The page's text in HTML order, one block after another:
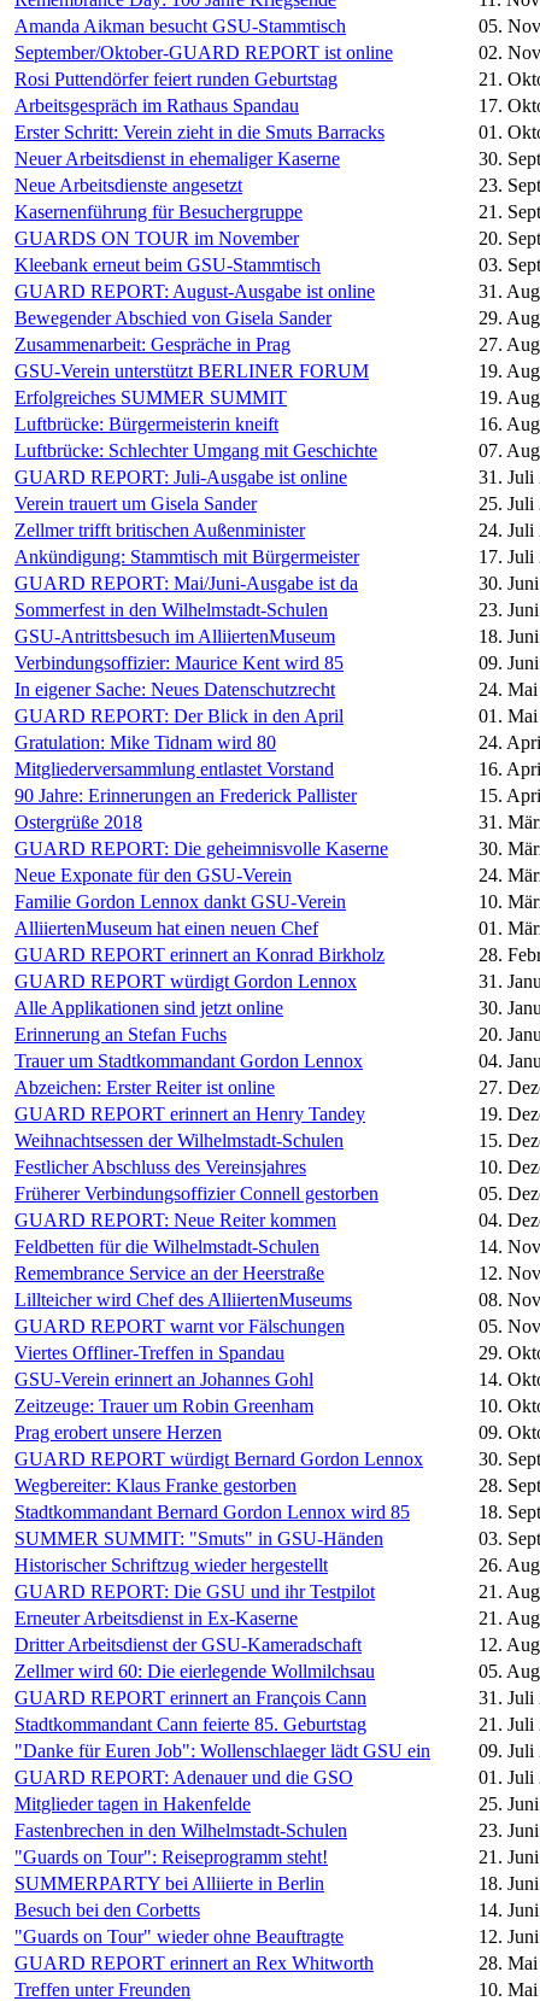
Amanda Aikman besucht GSU-Stammtisch
05.
September/Oktober-GUARD REPORT ist online
02.
Rosi Puttendörfer feiert runden Geburtstag
21.
Arbeitsgespräch im Rathaus Spandau
17.
Erster Schritt: Verein zieht in die Smuts Barracks
01.
Neuer Arbeitsdienst in ehemaliger Kaserne
30.
Neue Arbeitsdienste angesetzt
23.
Kasernenführung für Besuchergruppe
21.
GUARDS ON TOUR im November
20.
Kleebank erneut beim GSU-Stammtisch
03.
GUARD REPORT: August-Ausgabe ist online
31.
Bewegender Abschied von Gisela Sander
29.
Zusammenarbeit: Gespräche in Prag
27.
GSU-Verein unterstützt BERLINER FORUM
19.
Erfolgreiches SUMMER SUMMIT
19.
Luftbrücke: Bürgermeisterin kneift
16.
Luftbrücke: Schlechter Umgang mit Geschichte
07.
GUARD REPORT: Juli-Ausgabe ist online
31. Juli
Verein trauert um Gisela Sander
25. Juli
Zellmer trifft britischen Außenminister
24. Juli
Ankündigung: Stammtisch mit Bürgermeister
17. Juli
GUARD REPORT: Mai/Juni-Ausgabe ist da
30.
Sommerfest in den Wilhelmstadt-Schulen
23.
GSU-Antrittsbesuch im AlliiertenMuseum
18.
Verbindungsoffizier: Maurice Kent wird 85
09.
In eigener Sache: Neues Datenschutzrecht
24.
GUARD REPORT: Der Blick in den April
01.
Gratulation: Mike Tidnam wird 80
24.
Mitgliederversammlung entlastet Vorstand
16.
90 Jahre: Erinnerungen an Frederick Pallister
15.
Ostergrüße 2018
31.
GUARD REPORT: Die geheimnisvolle Kaserne
30.
Neue Exponate für den GSU-Verein
24.
Familie Gordon Lennox dankt GSU-Verein
10.
AlliiertenMuseum hat einen neuen Chef
01.
GUARD REPORT erinnert an Konrad Birkholz
28.
GUARD REPORT würdigt Gordon Lennox
31.
Alle Applikationen sind jetzt online
30.
Erinnerung an Stefan Fuchs
20.
Trauer um Stadtkommandant Gordon Lennox
04.
Abzeichen: Erster Reiter ist online
27.
GUARD REPORT erinnert an Henry Tandey
19.
Weihnachtsessen der Wilhelmstadt-Schulen
15.
Festlicher Abschluss des Vereinsjahres
10.
Früherer Verbindungsoffizier Connell gestorben
05.
GUARD REPORT: Neue Reiter kommen
04.
Feldbetten für die Wilhelmstadt-Schulen
14.
Remembrance Service an der Heerstraße
12.
Lillteicher wird Chef des AlliiertenMuseums
08.
GUARD REPORT warnt vor Fälschungen
05.
Viertes Offliner-Treffen in Spandau
29.
GSU-Verein erinnert an Johannes Gohl
14.
Zeitzeuge: Trauer um Robin Greenham
10.
Prag erobert unsere Herzen
09.
GUARD REPORT würdigt Bernard Gordon Lennox
30.
Wegbereiter: Klaus Franke gestorben
28.
Stadtkommandant Bernard Gordon Lennox wird 85
18.
SUMMER SUMMIT: "Smuts" in GSU-Händen
03.
Historischer Schriftzug wieder hergestellt
26.
GUARD REPORT: Die GSU und ihr Testpilot
21.
Erneuter Arbeitsdienst in Ex-Kaserne
21.
Dritter Arbeitsdienst der GSU-Kameradschaft
12.
Zellmer wird 60: Die eierlegende Wollmilchsau
05.
GUARD REPORT erinnert an François Cann
31. Juli
Stadtkommandant Cann feierte 85. Geburtstag
21. Juli
"Danke für Euren Job": Wollenschlaeger lädt GSU ein
09. Juli
GUARD REPORT: Adenauer und die GSO
01. Juli
Mitglieder tagen in Hakenfelde
25.
Fastenbrechen in den Wilhelmstadt-Schulen
23.
"Guards on Tour": Reiseprogramm steht!
21.
SUMMERPARTY bei Alliierte in Berlin
18.
Besuch bei den Corbetts
14.
"Guards on Tour" wieder ohne Beauftragte
12.
GUARD REPORT erinnert an Rex Whitworth
28.
Treffen unter Freunden
10.